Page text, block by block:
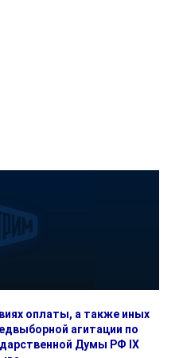
оплаты, а также иных
агитации по
Думы РФ IX